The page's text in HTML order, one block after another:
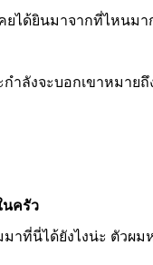
ยได้ยินมาจากที่ไหนม
งจะบอกเขาหมายถึ
ครัว
าที่นี่ได้ยังไงน่ะ ตัวผม